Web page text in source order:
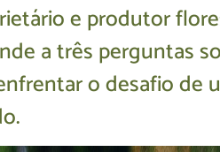
e produtor
a três perguntas
o desafio de